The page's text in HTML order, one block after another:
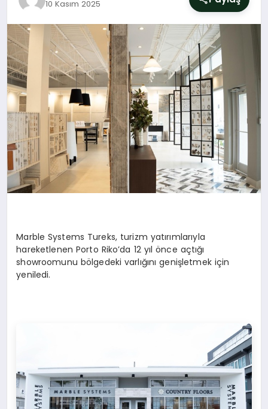
YAŞAM
DÜNYA
SAĞLIK
EĞITIM
10 Kasım 2025
Marble Systems Tureks, turizm yatırımlarıyla
hareketlenen Porto Riko’da 12 yıl önce açtığı
showroomunu bölgedeki varlığını genişletmek için
yeniledi.